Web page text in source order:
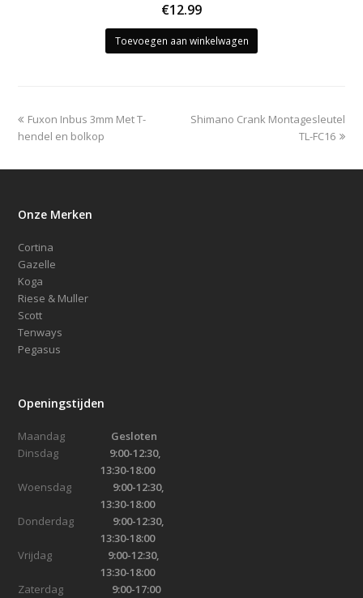
€12.99
Toevoegen aan winkelwagen
previous
post:
Fuxon Inbus 3mm Met T-
hendel en bolkop
next
Shimano Crank Montagesleutel
TL-FC16
Onze Merken
Cortina
Gazelle
Koga
Riese & Muller
Scott
Tenways
Pegasus
Openingstijden
Maandag Gesloten
Dinsdag 9:00-12:30,
13:30-18:00
Woensdag
9:00-12:30,
13:30-18:00
Donderdag 9:00-12:30,
13:30-18:00
Vrijdag 9:00-12:30,
13:30-18:00
Zaterdag 9:00-17:00